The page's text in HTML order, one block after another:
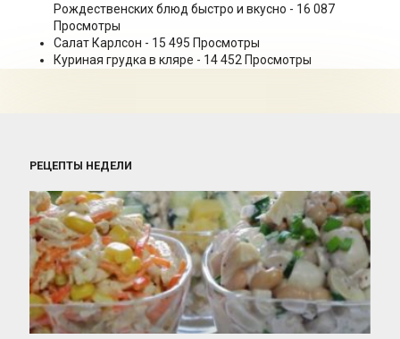
Рождественских блюд быстро и вкусно - 16 087
Просмотры
Салат Карлсон - 15 495 Просмотры
Куриная грудка в кляре - 14 452 Просмотры
РЕЦЕПТЫ НЕДЕЛИ